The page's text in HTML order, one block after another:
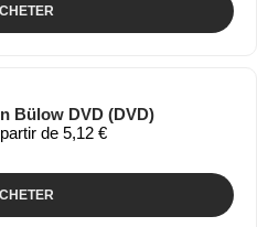
Bülow DVD (DVD)
de 5,12 €